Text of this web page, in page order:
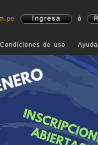
ó
Condiciones de uso Ayuda